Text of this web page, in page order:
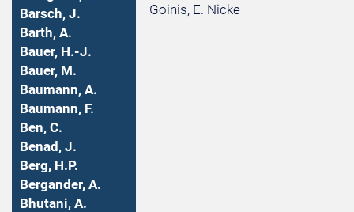
Barsch, J.
Barth, A.
Bauer, H.-J.
Bauer, M.
Baumann, A.
Baumann, F.
Ben, C.
Benad, J.
Berg, H.P.
Bergander, A.
Bhutani, A.
Goinis, E. Nicke